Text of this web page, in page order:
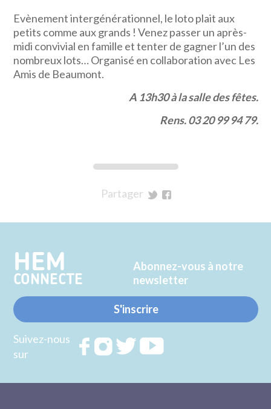
Evènement intergénérationnel, le loto plait aux
petits comme aux grands ! Venez passer un après-
midi convivial en famille et tenter de gagner l’un des
nombreux lots… Organisé en collaboration avec Les
Amis de Beaumont.
A 13h30 à la salle des fêtes.
Rens. 03 20 99 94 79.
Partager
Twitter
Facebook
HEM
CONNECTE
Abonnez-vous à notre
newsletter
S'inscrire
Suivez-nous
sur
RejoignezRejoignezRejoignez